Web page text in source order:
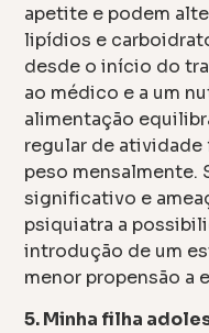
apetite e podem
lipídios e
desde o início do
ao médico e a um
alimentação
regular de
peso mensalmente.
significativo e
psiquiatra a
introdução de um
menor propensão a
5. Minha filha